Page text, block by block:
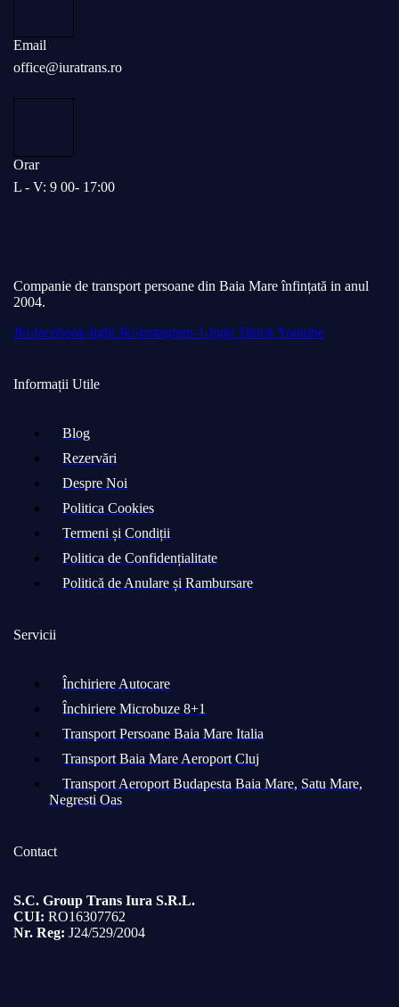
Email
office@iuratrans.ro
Orar
L - V: 9 00- 17:00
Companie de transport persoane din Baia Mare înfințată in anul
2004.
Jki-facebook-light Jki-instagram-1-light TiktokYoutube
Informații Utile
Blog
Rezervări
Despre Noi
Politica Cookies
Termeni și Condiții
Politica de Confidențialitate
Politică de Anulare și Rambursare
Servicii
Închiriere Autocare
Închiriere Microbuze 8+1
Transport Persoane Baia Mare Italia​​
Transport Baia Mare Aeroport Cluj
Transport Aeroport Budapesta Baia Mare, Satu Mare,
Negresti Oas
Contact
S.C. Group Trans Iura S.R.L.
CUI: RO16307762
Nr. Reg: J24/529/2004